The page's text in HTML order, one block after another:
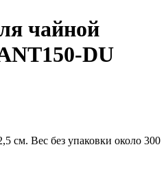
чайной
DU
см. Вес без упаковки около 300